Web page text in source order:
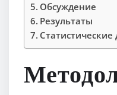
Обсуждение
Результаты